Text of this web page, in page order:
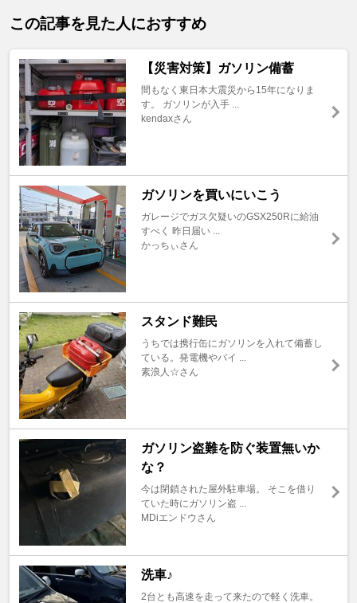
この記事を見た人におすすめ
【災害対策】ガソリン備蓄
間もなく東日本大震災から15年になりま
す。 ガソリンが入手 ...
kendaxさん
ガソリンを買いにいこう
ガレージでガス欠疑いのGSX250Rに給油
すべく 昨日届い ...
かっちぃさん
スタンド難民
うちでは携行缶にガソリンを入れて備蓄し
ている。発電機やバイ ...
素浪人☆さん
ガソリン盗難を防ぐ装置無いか
な？
今は閉鎖された屋外駐車場。 そこを借り
ていた時にガソリン盗 ...
MDiエンドウさん
洗車♪
2台とも高速を走って来たので軽く洗車。